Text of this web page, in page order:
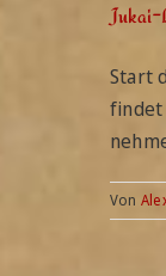
Jukai-
Start
findet
Von